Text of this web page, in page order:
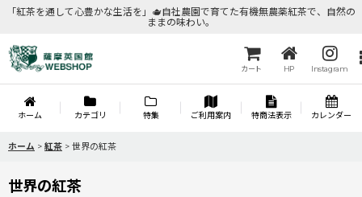
「紅茶を通して心豊かな生活を」🫖自社農園で育てた有機無農薬紅茶で、自然の
ままの味わい。
カート HP Instagram
ホーム カテゴリ 特集 ご利用案内 特商法表示 カレンダー
ホーム > 紅茶 > 世界の紅茶
世界の紅茶